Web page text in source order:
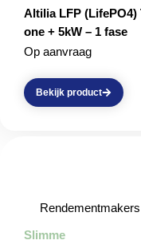
Altilia LFP
one + 5kW – 1 fase
Op aanvraag
Bekijk product
Rendementmakers
Slimme